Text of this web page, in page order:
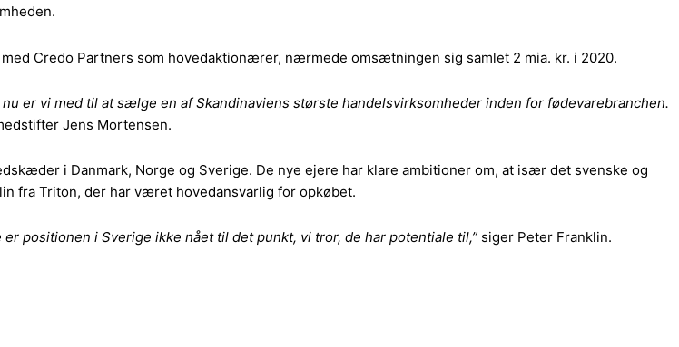
Credo Partners som hovedaktionærer, nærmede omsætningen sig samlet 2 mia. kr. i 2020.
nu er vi med til at sælge en af Skandinaviens største handelsvirksomheder inden for fødevarebranchen.
Jens Mortensen.
i Danmark, Norge og Sverige. De nye ejere har klare ambitioner om, at især det svenske og
fra Triton, der har været hovedansvarlig for opkøbet.
positionen i Sverige ikke nået til det punkt, vi tror, de har potentiale til,” siger Peter Franklin.